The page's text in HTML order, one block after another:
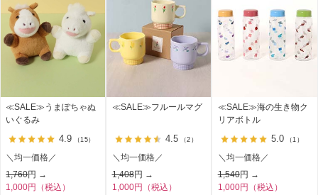
≪SALE≫うまぽちゃぬ
いぐるみ
4.9 （15）
＼均一価格／
1,760円 →
1,000円（税込）
≪SALE≫フルールマグ
4.5 （2）
＼均一価格／
1,408円 →
1,000円（税込）
≪SALE≫海の生き物ク
リアボトル
5.0 （1）
＼均一価格／
1,540円 →
1,000円（税込）